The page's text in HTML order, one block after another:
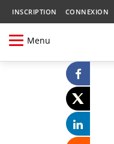
INSCRIPTION CONNEXION
Menu